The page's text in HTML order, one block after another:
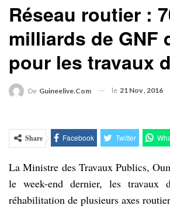
Réseau routier :
milliards de GNF
pour les travaux
De Guineelive.com le 21 Nov , 2016
Share Facebook Twitter
La Ministre des Travaux Publics,
le week-end dernier, les travaux
réhabilitation de plusieurs axes